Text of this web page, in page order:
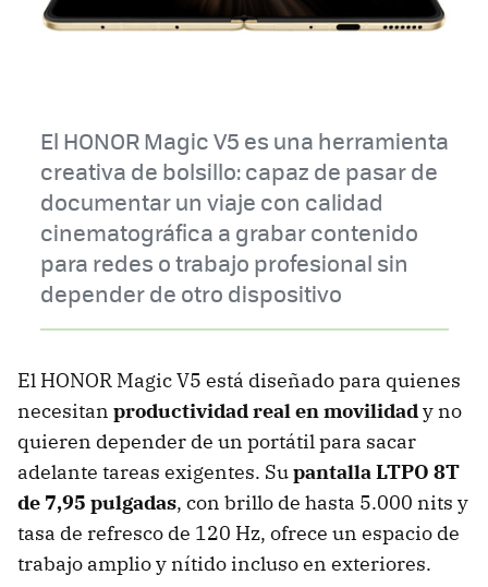
El HONOR Magic V5 es una herramienta
creativa de bolsillo: capaz de pasar de
documentar un viaje con calidad
cinematográfica a grabar contenido
para redes o trabajo profesional sin
depender de otro dispositivo
El HONOR Magic V5 está diseñado para quienes
necesitan productividad real en movilidady no
quieren depender de un portátil para sacar
adelante tareas exigentes. Supantalla LTPO 8T
de 7,95 pulgadas, con brillo de hasta 5.000 nits y
tasa de refresco de 120 Hz, ofrece un espacio de
trabajo amplio y nítido incluso en exteriores.